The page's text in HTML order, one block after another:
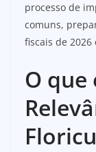
processo de
comuns,
fiscais de 2026
O que